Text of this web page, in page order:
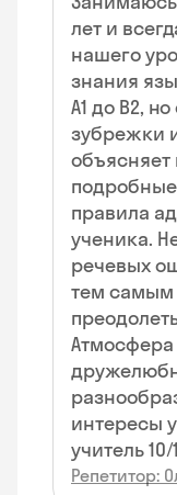
лет и
нашего
знания
А1 до В2,
зубрежки
объясняет
правила
ученика.
речевых
тем самым
Атмосфера
интересы
учитель 10/
Репетитор: